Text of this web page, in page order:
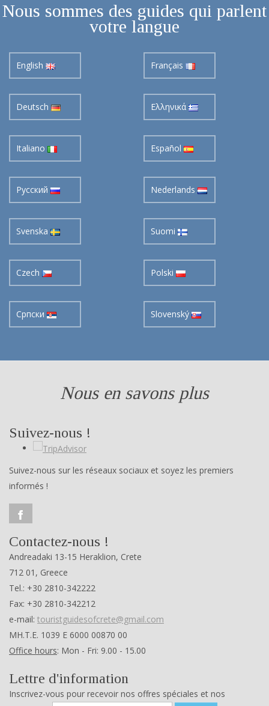
Nous sommes des guides qui parlent
votre langue
English Français
Deutsch Ελληνικά
Italiano Español
Pусский Nederlands
Svenska Suomi
Czech Polski
Cрпски Slovenský
Nous en savons plus
Suivez-nous !
Suivez-nous sur les réseaux sociaux et soyez les premiers
informés !
Contactez-nous !
Andreadaki 13-15 Heraklion, Crete
712 01, Greece
Tel.: +30 2810-342222
Fax: +30 2810-342212
e-mail: touristguidesofcrete@gmail.com
ΜΗ.Τ.Ε. 1039 Ε 6000 00870 00
Office hours: Mon - Fri: 9.00 - 15.00
Lettre d'information
Inscrivez-vous pour recevoir nos offres spéciales et nos